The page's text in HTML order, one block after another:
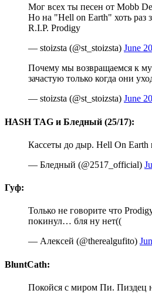
Мог всех ты песен от Mobb
Но на "Hell on Earth" хоть раз
R.I.P. Prodigy
— stoizsta (@st_stoizsta) June
Почему мы возвращаемся к
зачастую только когда они
— stoizsta (@st_stoizsta) June
HASH TAG и Бледный (25/17):
Кассеты до дыр. Hell On
— Бледный (@2517_official)
Гуф:
Только не говорите что
покинул… бля ну нет((
— Алексей (@therealgufito)
BluntCath:
Покойся с миром Пи. Пиздец